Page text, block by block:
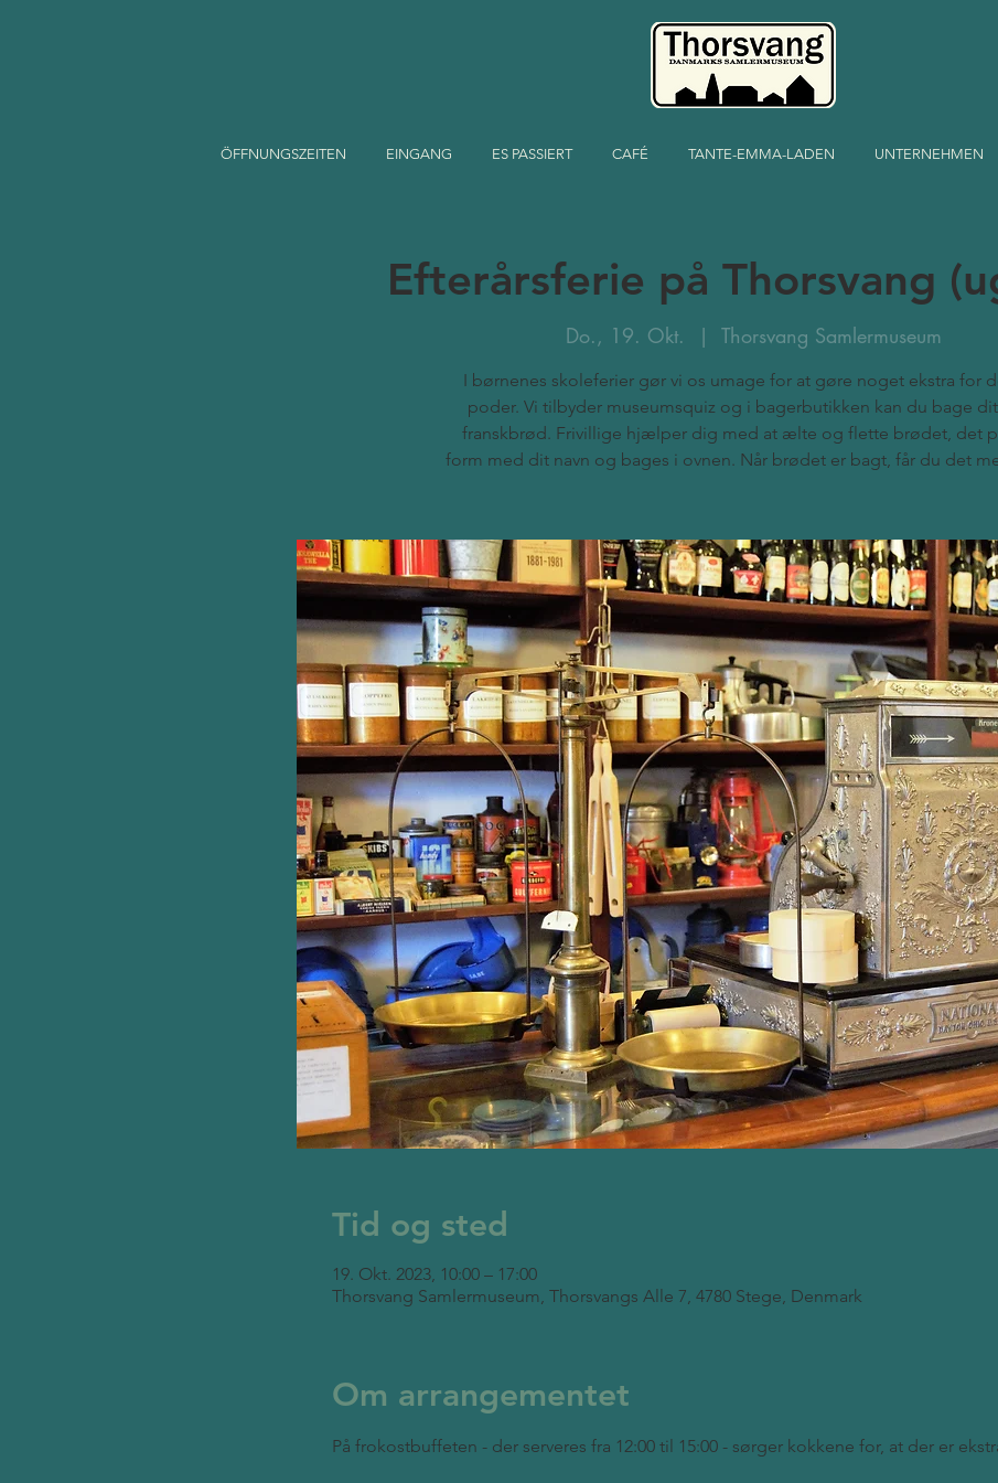
ÖFFNUNGSZEITEN EINGANG ES PASSIERT CAFÉ TANTE-EMMA-LADEN UNTERNEHMEN
Efterårsferie på Thorsvang
Do., 19. Okt.
  |
Thorsvang Samlermuseum
I børnenes skoleferier gør vi os umage for at gøre noget ekstra for
poder. Vi tilbyder museumsquiz og i bagerbutikken kan du bage
franskbrød. Frivillige hjælper dig med at ælte og flette brødet, det
form med dit navn og bages i ovnen. Når brødet er bagt, får du det
Tid og sted
19. Okt. 2023, 10:00 – 17:00
Thorsvang Samlermuseum, Thorsvangs Alle 7, 4780 Stege, Denmark
Om arrangementet
På frokostbuffeten - der serveres fra 12:00 til 15:00 - sørger kokkene for, at der er